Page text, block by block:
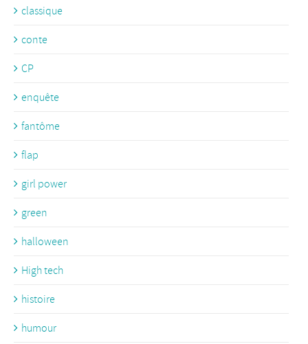
classique
conte
CP
enquête
fantôme
flap
girl power
green
halloween
High tech
histoire
humour